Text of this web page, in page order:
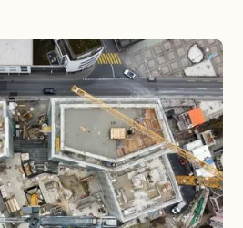
einer vergrösserten